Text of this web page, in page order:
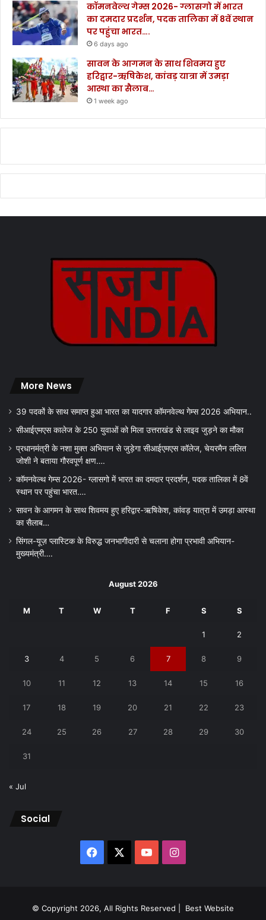
कॉमनवेल्थ गेम्स 2026- ग्लासगो में भारत
का दमदार प्रदर्शन, पदक तालिका में 8वें स्थान
पर पहुंचा भारत….
6 days ago
सावन के आगमन के साथ शिवमय हुए
हरिद्वार-ऋषिकेश, कांवड़ यात्रा में उमड़ा
आस्था का सैलाब…
1 week ago
More News
39 पदकों के साथ समाप्त हुआ भारत का यादगार कॉमनवेल्थ गेम्स 2026 अभियान..
सीआईएमएस कालेज के 250 युवाओं को मिला उत्तराखंड से लाइव जुड़ने का मौका
प्रधानमंत्री के नशा मुक्त अभियान से जुड़ेगा सीआईएमएस कॉलेज, चेयरमैन ललित
जोशी ने बताया गौरवपूर्ण क्षण….
कॉमनवेल्थ गेम्स 2026- ग्लासगो में भारत का दमदार प्रदर्शन, पदक तालिका में 8वें
स्थान पर पहुंचा भारत….
सावन के आगमन के साथ शिवमय हुए हरिद्वार-ऋषिकेश, कांवड़ यात्रा में उमड़ा आस्था
का सैलाब…
सिंगल-यूज़ प्लास्टिक के विरुद्ध जनभागीदारी से चलाना होगा प्रभावी अभियान-
मुख्यमंत्री….
August 2026
M T W T F S S
1 2
3 4 5 6 7 8 9
10 11 12 13 14 15 16
17 18 19 20 21 22 23
24 25 26 27 28 29 30
31
« Jul
Social
Facebook YouTubeInstagram
© Copyright 2026, All Rights Reserved | Best Website